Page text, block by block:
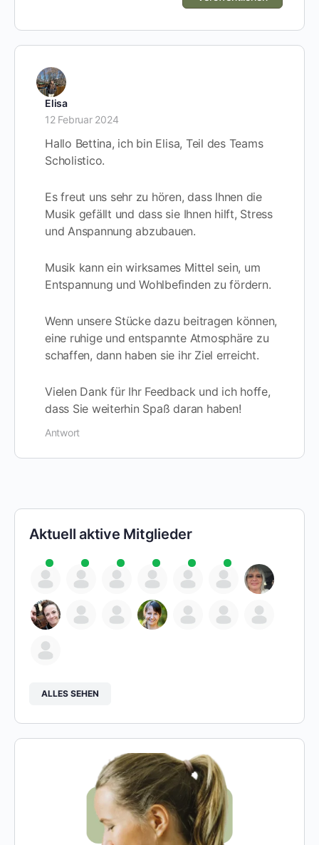
Elisa
12 Februar 2024
Hallo Bettina, ich bin Elisa, Teil des Teams
Scholistico.
Es freut uns sehr zu hören, dass Ihnen die
Musik gefällt und dass sie Ihnen hilft, Stress
und Anspannung abzubauen.
Musik kann ein wirksames Mittel sein, um
Entspannung und Wohlbefinden zu fördern.
Wenn unsere Stücke dazu beitragen können,
eine ruhige und entspannte Atmosphäre zu
schaffen, dann haben sie ihr Ziel erreicht.
Vielen Dank für Ihr Feedback und ich hoffe,
dass Sie weiterhin Spaß daran haben!
Antwort
Aktuell aktive Mitglieder
ALLES SEHEN